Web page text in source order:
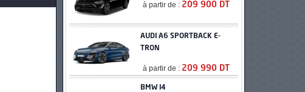
à partir de : 209 900 DT
AUDI A6 SPORTBACK E-
TRON
à partir de : 209 990 DT
BMW I4